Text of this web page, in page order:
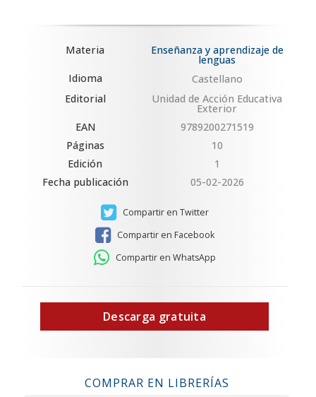
Materia Enseñanza y aprendizaje de
lenguas
Idioma
Castellano
Editorial
Unidad de Acción Educativa
Exterior
EAN
9789200271519
Páginas
10
Edición
1
Fecha publicación
05-02-2026
Compartir en Twitter
Compartir en Facebook
Compartir en WhatsApp
Descarga gratuita
COMPRAR EN LIBRERÍAS